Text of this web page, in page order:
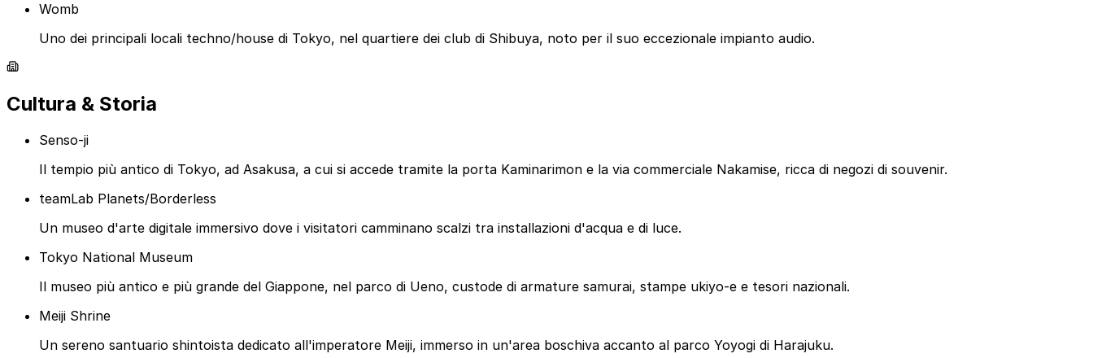
Womb
Uno dei principali locali techno/house di Tokyo, nel quartiere dei club di Shibuya, noto per il suo eccezionale impianto audio.
Cultura & Storia
Senso-ji
Il tempio più antico di Tokyo, ad Asakusa, a cui si accede tramite la porta Kaminarimon e la via commerciale Nakamise, ricca di negozi di souvenir.
teamLab Planets/Borderless
Un museo d'arte digitale immersivo dove i visitatori camminano scalzi tra installazioni d'acqua e di luce.
Tokyo National Museum
Il museo più antico e più grande del Giappone, nel parco di Ueno, custode di armature samurai, stampe ukiyo-e e tesori nazionali.
Meiji Shrine
Un sereno santuario shintoista dedicato all'imperatore Meiji, immerso in un'area boschiva accanto al parco Yoyogi di Harajuku.